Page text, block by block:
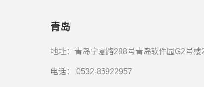
青岛
地址：青岛宁夏路288号青岛软件园G2号楼
电话： 0532-85922957